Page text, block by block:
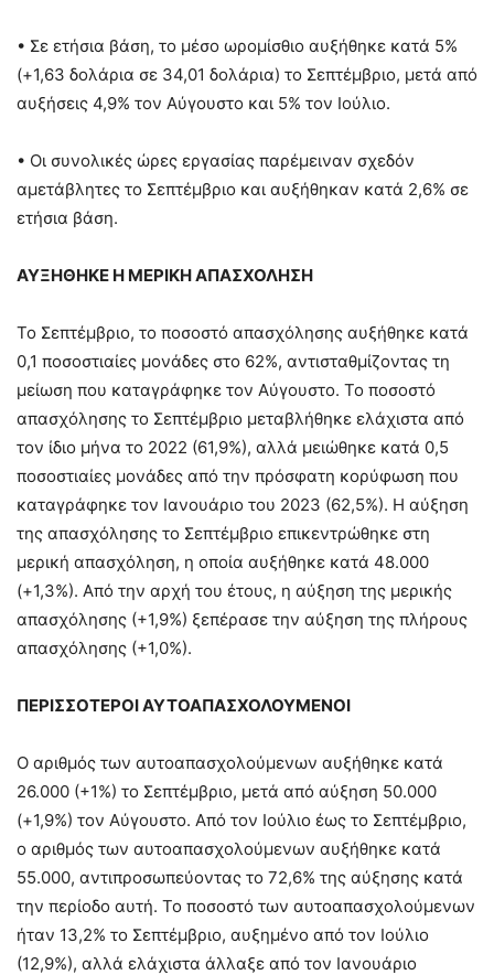
• Σε ετήσια βάση, το μέσο ωρομίσθιο αυξήθηκε κατά 5%
(+1,63 δολάρια σε 34,01 δολάρια) το Σεπτέμβριο, μετά από
αυξήσεις 4,9% τον Αύγουστο και 5% τον Ιούλιο.
• Οι συνολικές ώρες εργασίας παρέμειναν σχεδόν
αμετάβλητες το Σεπτέμβριο και αυξήθηκαν κατά 2,6% σε
ετήσια βάση.
ΑΥΞΗΘΗΚΕ Η ΜΕΡΙΚΗ ΑΠΑΣΧΟΛΗΣΗ
Το Σεπτέμβριο, το ποσοστό απασχόλησης αυξήθηκε κατά
0,1 ποσοστιαίες μονάδες στο 62%, αντισταθμίζοντας τη
μείωση που καταγράφηκε τον Αύγουστο. Το ποσοστό
απασχόλησης το Σεπτέμβριο μεταβλήθηκε ελάχιστα από
τον ίδιο μήνα το 2022 (61,9%), αλλά μειώθηκε κατά 0,5
ποσοστιαίες μονάδες από την πρόσφατη κορύφωση που
καταγράφηκε τον Ιανουάριο του 2023 (62,5%). Η αύξηση
της απασχόλησης το Σεπτέμβριο επικεντρώθηκε στη
μερική απασχόληση, η οποία αυξήθηκε κατά 48.000
(+1,3%). Από την αρχή του έτους, η αύξηση της μερικής
απασχόλησης (+1,9%) ξεπέρασε την αύξηση της πλήρους
απασχόλησης (+1,0%).
ΠΕΡΙΣΣΟΤΕΡΟΙ ΑΥΤΟΑΠΑΣΧΟΛΟΥΜΕΝΟΙ
Ο αριθμός των αυτοαπασχολούμενων αυξήθηκε κατά
26.000 (+1%) το Σεπτέμβριο, μετά από αύξηση 50.000
(+1,9%) τον Αύγουστο. Από τον Ιούλιο έως το Σεπτέμβριο,
ο αριθμός των αυτοαπασχολούμενων αυξήθηκε κατά
55.000, αντιπροσωπεύοντας το 72,6% της αύξησης κατά
την περίοδο αυτή. Το ποσοστό των αυτοαπασχολούμενων
ήταν 13,2% το Σεπτέμβριο, αυξημένο από τον Ιούλιο
(12,9%), αλλά ελάχιστα άλλαξε από τον Ιανουάριο